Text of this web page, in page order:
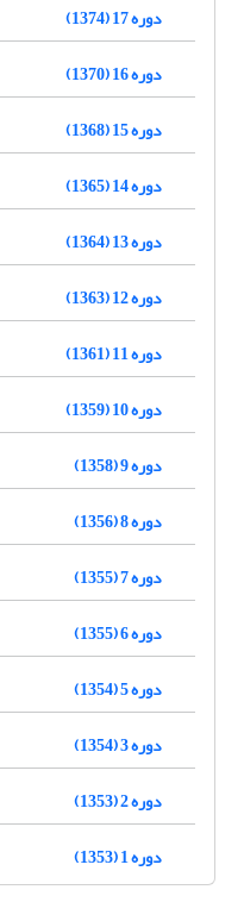
دوره 17 (1374)
دوره 16 (1370)
دوره 15 (1368)
دوره 14 (1365)
دوره 13 (1364)
دوره 12 (1363)
دوره 11 (1361)
دوره 10 (1359)
دوره 9 (1358)
دوره 8 (1356)
دوره 7 (1355)
دوره 6 (1355)
دوره 5 (1354)
دوره 3 (1354)
دوره 2 (1353)
دوره 1 (1353)